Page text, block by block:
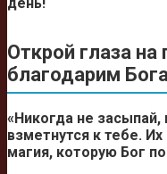
Открой глаза
благодарим
«Никогда не
взметнутся к тебе.
магия, которую Бог